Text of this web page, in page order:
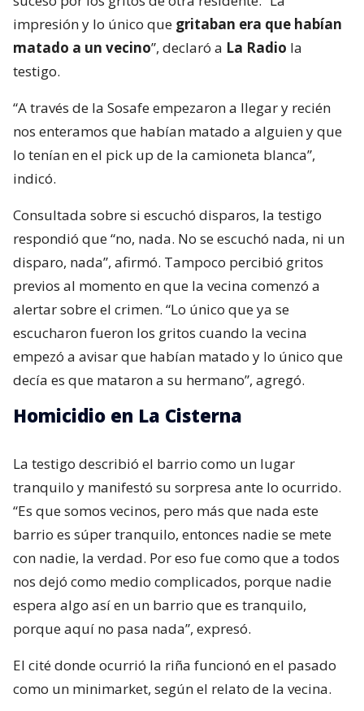
impresión y lo único que gritaban era que habían
matado a un vecino”, declaró a La Radio la
testigo.
“A través de la Sosafe empezaron a llegar y recién
nos enteramos que habían matado a alguien y que
lo tenían en el pick up de la camioneta blanca”,
indicó.
Consultada sobre si escuchó disparos, la testigo
respondió que “no, nada. No se escuchó nada, ni un
disparo, nada”, afirmó. Tampoco percibió gritos
previos al momento en que la vecina comenzó a
alertar sobre el crimen. “Lo único que ya se
escucharon fueron los gritos cuando la vecina
empezó a avisar que habían matado y lo único que
decía es que mataron a su hermano”, agregó.
Homicidio en La Cisterna
La testigo describió el barrio como un lugar
tranquilo y manifestó su sorpresa ante lo ocurrido.
“Es que somos vecinos, pero más que nada este
barrio es súper tranquilo, entonces nadie se mete
con nadie, la verdad. Por eso fue como que a todos
nos dejó como medio complicados, porque nadie
espera algo así en un barrio que es tranquilo,
porque aquí no pasa nada”, expresó.
El cité donde ocurrió la riña funcionó en el pasado
como un minimarket, según el relato de la vecina.